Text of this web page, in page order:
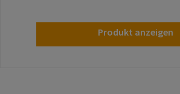
Produkt anzeigen